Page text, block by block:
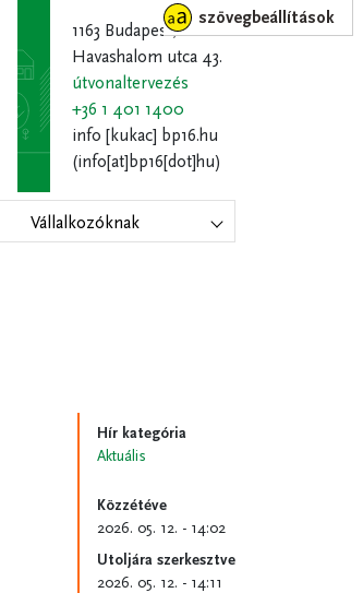
szövegbeállítások
1163 Budapest,
Havashalom utca 43.
útvonaltervezés
+36 1 401 1400
info [kukac] bp16.hu
(info[at]bp16[dot]hu)
Vállalkozóknak
Hír kategória
Aktuális
Közzétéve
2026. 05. 12. - 14:02
Utoljára szerkesztve
2026. 05. 12. - 14:11